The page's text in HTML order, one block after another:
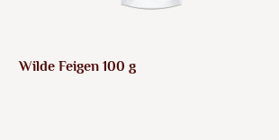
von 4.73 von 5 Sternen
Wilde Feigen 100 g